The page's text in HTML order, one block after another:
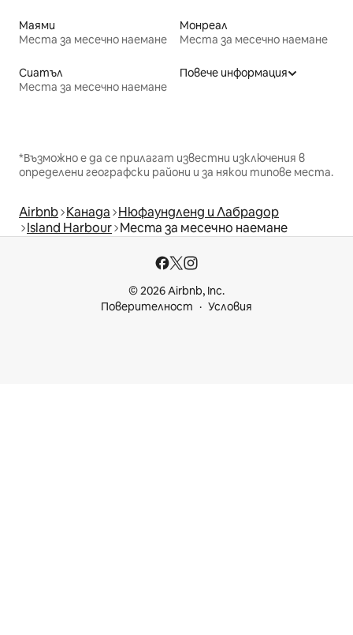
Маями
Места за месечно наемане
Монреал
Места за месечно наемане
Сиатъл
Места за месечно наемане
Повече информация
*Възможно е да се прилагат известни изключения в
определени географски райони и за някои типове места.
Airbnb Канада Нюфаундленд и Лабрадор
Island Harbour Места за месечно наемане
© 2026 Airbnb, Inc.
Поверителност
Условия